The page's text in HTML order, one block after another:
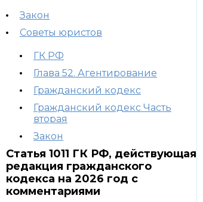
Закон
Советы юристов
ГК РФ
Глава 52. Агентирование
Гражданский кодекс
Гражданский кодекс Часть
вторая
Закон
Статья 1011 ГК РФ, действующая
редакция гражданского
кодекса на 2026 год с
комментариями